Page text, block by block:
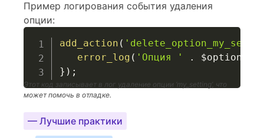
Пример логирования события удаления
опции:
add_action (
error_log ( 'Опция ' . $option
} ) ;
Этот код записывает в лог удаление опции ‘my_setting’, что
может помочь в отладке.
— Лучшие практики